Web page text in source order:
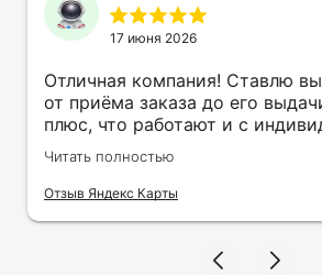
17 июня 2026
Отличная компания! Ставлю
от приёма заказа до его
плюс, что работают и с
заказами. Нелбходимо было
на кружку в подарок. Заказ
оперативно и ооочень
терпеливость, отвечала на
Читать полностью
Отзыв Яндекс Карты